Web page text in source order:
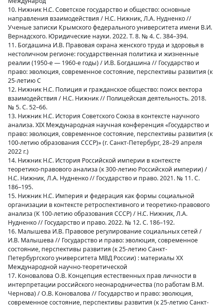
10. Нижник Н.С. Советское государство и общество: основные
направления взаимодействия / Н.С. Нижник, Л.А. Нудненко //
Ученые записки Крымского федерального университета имени В.И.
Вернадского. Юридические науки. 2022. Т. 8. № 4. С. 384–394.
11. Богдашина И.В. Правовая охрана женского труда и здоровья в
нестоличном регионе: государственная политика и жизненные
реалии (1950-е — 1960-е годы) / И.В. Богдашина // Государство и
право: эволюция, современное состояние, перспективы развития (к
25-летию С
12. Нижник Н.С. Полиция и гражданское общество: поиск вектора
взаимодействия / Н.С. Нижник // Полицейская деятельность. 2018.
№ 5. С. 52–66.
13. Нижник Н.С. История Советского Союза в контексте научного
анализа. XIX Международная научная конференция «Государство и
право: эволюция, современное состояние, перспективы развития (к
100-летию образования CCCР)» (г. Санкт-Петербург, 28–29 апреля
2022 г.)
14. Нижник Н.С. История Российской империи в контексте
теоретико-правового анализа (к 300-летию Российской империи) /
Н.С. Нижник, Л.А. Нудненко // Государство и право. 2021. № 11. С.
186–195.
15. Нижник Н.С. Империя и федерация как формы социальной
организации в контексте ретроспективного и теоретико-правового
анализа (К 100-летию образования СССР) / Н.С. Нижник, Л.А.
Нудненко // Государство и право. 2022. № 12. С. 186–192.
16. Малышева И.В. Правовое регулирование социальных сетей /
И.В. Малышева // Государство и право: эволюция, современное
состояние, перспективы развития (к 25-летию Санкт-
Петербургского университета МВД России) : материалы XX
Международной научно-теоретической
17. Коновалова О.В. Концепция естественных прав личности в
интерпретации российского неонародничества (по работам В.М.
Чернова) / О.В. Коновалова // Государство и право: эволюция,
современное состояние, перспективы развития (к 25-летию Санкт-